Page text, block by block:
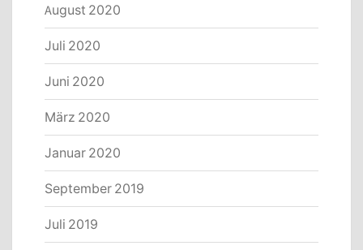
August 2020
Juli 2020
Juni 2020
März 2020
Januar 2020
September 2019
Juli 2019